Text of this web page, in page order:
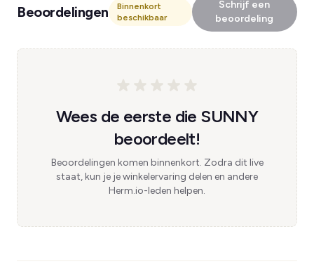
Beoordelingen
Binnenkort
beschikbaar
Schrijf een
beoordeling
Wees de eerste die SUNNY
beoordeelt!
Beoordelingen komen binnenkort. Zodra dit live
staat, kun je je winkelervaring delen en andere
Herm.io-leden helpen.